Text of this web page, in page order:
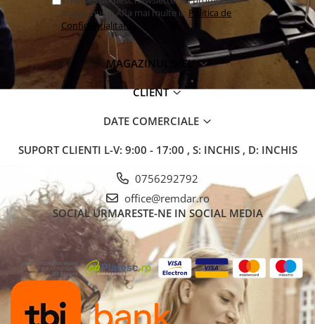
magazinului. Afla mai multe in Politica de
Confidentialitate
MAGAZINUL MEU
CLIENT
DATE COMERCIALE
SUPORT CLIENTI L-V: 9:00 - 17:00 , S: INCHIS , D: INCHIS
0756292792
office@remdar.ro
SOCIALURMARESTE-NE IN SOCIAL MEDIA